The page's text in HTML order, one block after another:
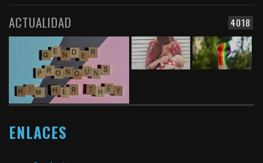
4018
ACTUALIDAD
ENLACES